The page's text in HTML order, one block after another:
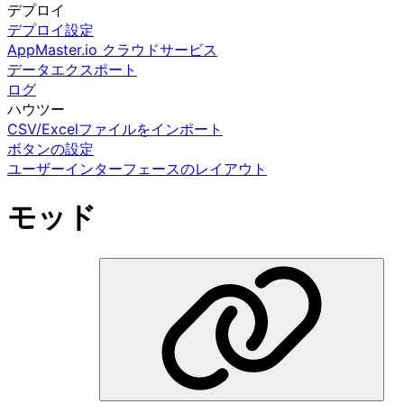
デプロイ
デプロイ設定
AppMaster.io クラウドサービス
データエクスポート
ログ
ハウツー
CSV/Excelファイルをインポート
ボタンの設定
ユーザーインターフェースのレイアウト
モッド